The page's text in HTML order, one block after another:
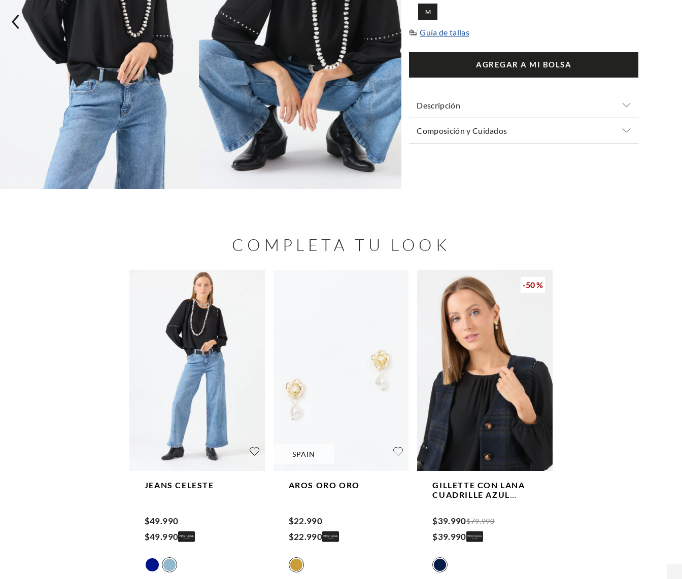
M
Guía de tallas
AGREGAR A MI BOLSA
Descripción
Composición y Cuidados
COMPLETA TU LOOK
JEANS CELESTE
$49.990
$49.990
SPAIN
AROS ORO ORO
$22.990
$22.990
-50 %
GILLETTE CON LANA
CUADRILLE AZUL
$39.990$79.990
$39.990